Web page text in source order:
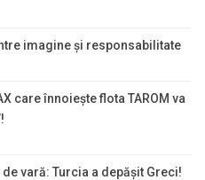
imagine și responsabilitate
care înnoiește flota TAROM va
vară: Turcia a depășit Greci!